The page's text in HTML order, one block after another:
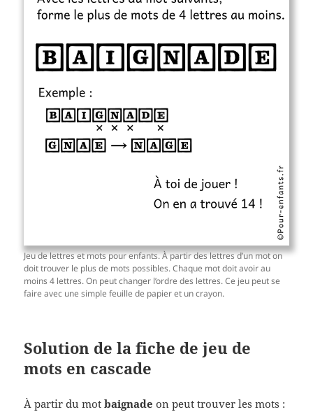
Jeu de lettres et mots pour enfants. À partir des lettres d’un mot on
doit trouver le plus de mots possibles. Chaque mot doit avoir au
moins 4 lettres. On peut changer l’ordre des lettres. Ce jeu peut se
faire avec une simple feuille de papier et un crayon.
Solution de la fiche de jeu de
mots en cascade
À partir du motbaignade on peut trouver les mots :